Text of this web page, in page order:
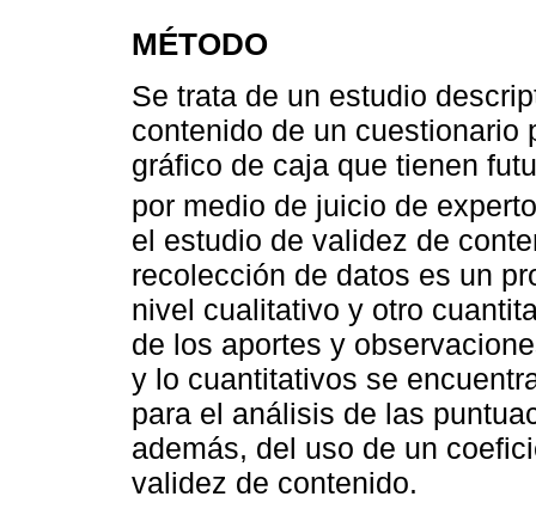
MÉTODO
Se trata de un estudio
contenido de un cuestionario
gráfico de caja que tienen
por medio de juicio de
el estudio de validez de
recolección de datos es un
nivel cualitativo y otro
de los aportes y
y lo cuantitativos se
para el análisis de las
además, del uso de un
validez de contenido.